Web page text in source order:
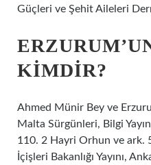
Güçleri ve Şehit Aileleri
KIMDIR?
Ahmed Münir Bey ve
Malta Sürgünleri, Bilgi
110. 2 Hayri Orhun ve ark.
İçişleri Bakanlığı Yayını,